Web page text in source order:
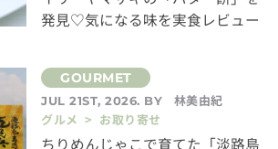
発見♡気になる味を実食レビュー
JUL 21ST, 2026. BY
林美由紀
グルメ > お取り寄せ
ちりめんじゃこで育てた「淡路島